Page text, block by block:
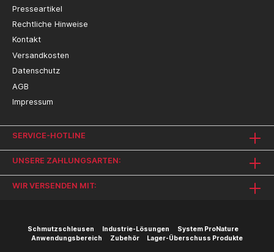
Presseartikel
Rechtliche Hinweise
Kontakt
Versandkosten
Datenschutz
AGB
Impressum
SERVICE-HOTLINE
UNSERE ZAHLUNGSARTEN:
WIR VERSENDEN MIT:
Schmutzschleusen Industrie-Lösungen
System ProNature
Anwendungsbereich
Zubehör Lager-Überschuss Produkte